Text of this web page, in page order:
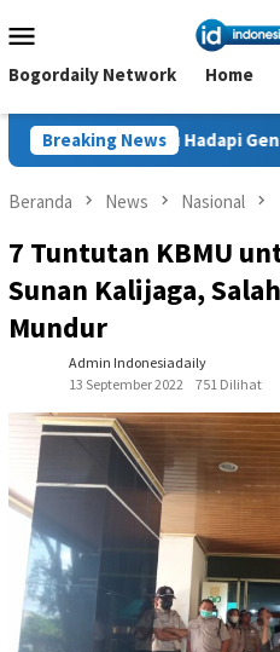
ke
kontenMobile
Bogordaily Network Home
Breaking News
Generasi Digital
Beranda News Nasional
7 Tuntutan KBMU
Sunan Kalijaga,
Mundur
Admin Indonesiadaily
13 September 2022
751 Dilihat